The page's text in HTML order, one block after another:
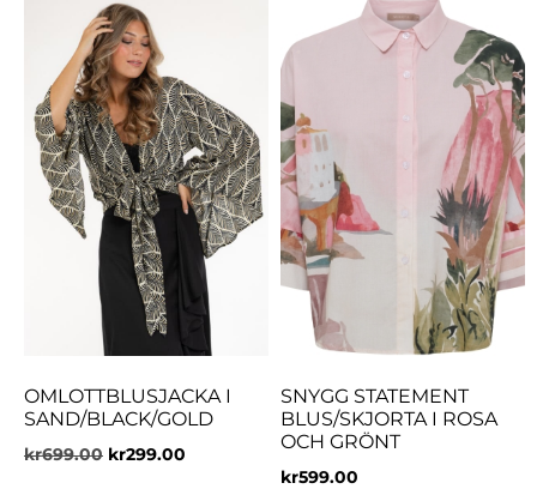
OMLOTTBLUSJACKA I
SAND/BLACK/GOLD
kr699.00 kr299.00
SNYGG STATEMENT
BLUS/SKJORTA I ROSA
OCH GRÖNT
kr599.00